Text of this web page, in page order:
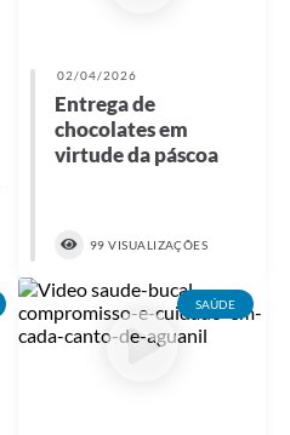
02/04/2026
Entrega de
chocolates em
virtude da páscoa
99 VISUALIZAÇÕES
SAÚDE